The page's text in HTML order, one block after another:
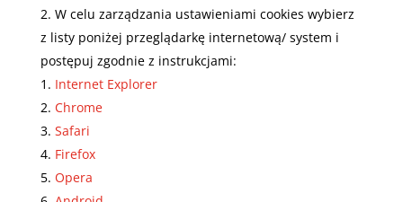
W celu zarządzania ustawieniami cookies wybierz
z listy poniżej przeglądarkę internetową/ system i
postępuj zgodnie z instrukcjami:
Internet Explorer
Chrome
Safari
Firefox
Opera